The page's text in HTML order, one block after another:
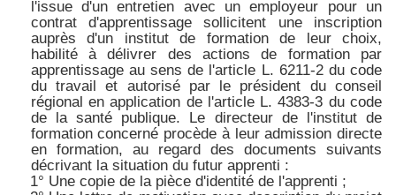
l'issue d'un entretien avec un employeur pour un
contrat d'apprentissage sollicitent une inscription
auprès d'un institut de formation de leur choix,
habilité à délivrer des actions de formation par
apprentissage au sens de l'article L. 6211-2 du code
du travail et autorisé par le président du conseil
régional en application de l'article L. 4383-3 du code
de la santé publique. Le directeur de l'institut de
formation concerné procède à leur admission directe
en formation, au regard des documents suivants
décrivant la situation du futur apprenti :
1° Une copie de la pièce d'identité de l'apprenti ;